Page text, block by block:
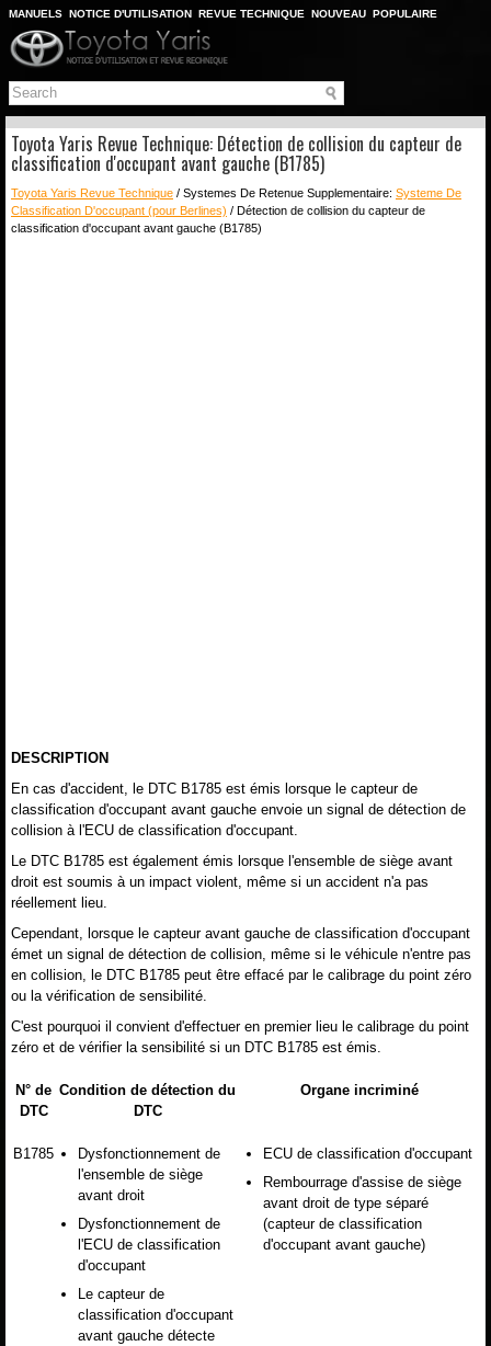
MANUELS NOTICE D'UTILISATION REVUE TECHNIQUE NOUVEAU POPULAIRE
PLAN DU SITE
CHERCHER
Toyota Yaris Revue Technique: Détection de collision du capteur de
classification d'occupant avant gauche (B1785)
Toyota Yaris Revue Technique / Systemes De Retenue Supplementaire: Systeme De
Classification D'occupant (pour Berlines) / Détection de collision du capteur de
classification d'occupant avant gauche (B1785)
DESCRIPTION
En cas d'accident, le DTC B1785 est émis lorsque le capteur de
classification d'occupant avant gauche envoie un signal de détection de
collision à l'ECU de classification d'occupant.
Le DTC B1785 est également émis lorsque l'ensemble de siège avant
droit est soumis à un impact violent, même si un accident n'a pas
réellement lieu.
Cependant, lorsque le capteur avant gauche de classification d'occupant
émet un signal de détection de collision, même si le véhicule n'entre pas
en collision, le DTC B1785 peut être effacé par le calibrage du point zéro
ou la vérification de sensibilité.
C'est pourquoi il convient d'effectuer en premier lieu le calibrage du point
zéro et de vérifier la sensibilité si un DTC B1785 est émis.
N° de
DTC
Condition de détection du
DTC
Organe incriminé
B1785
Dysfonctionnement de
l'ensemble de siège
avant droit
Dysfonctionnement de
l'ECU de classification
d'occupant
Le capteur de
classification d'occupant
avant gauche détecte
ECU de classification d'occupant
Rembourrage d'assise de siège
avant droit de type séparé
(capteur de classification
d'occupant avant gauche)